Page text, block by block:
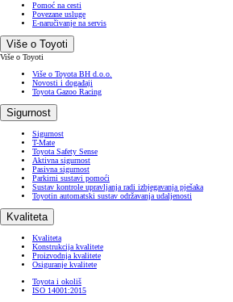
Pomoć na cesti
Povezane usluge
E-naručivanje na servis
Više o Toyoti
Više o Toyoti
Više o Toyota BH d.o.o.
Novosti i događaji
Toyota Gazoo Racing
Sigurnost
Sigurnost
T-Mate
Toyota Safety Sense
Aktivna sigurnost
Pasivna sigurnost
Parkirni sustavi pomoći
Sustav kontrole upravljanja radi izbjegavanja pješaka
Toyotin automatski sustav održavanja udaljenosti
Kvaliteta
Kvaliteta
Konstrukcija kvalitete
Proizvodnja kvalitete
Osiguranje kvalitete
Toyota i okoliš
ISO 14001:2015